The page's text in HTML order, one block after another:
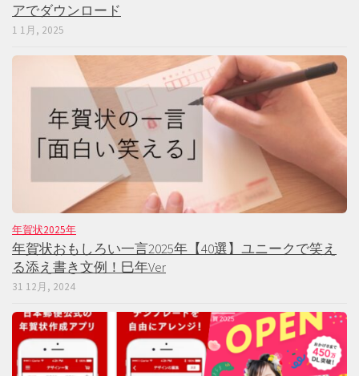
アでダウンロード
1 1月, 2025
年賀状2025年
年賀状おもしろい一言2025年【40選】ユニークで笑え
る添え書き文例！巳年Ver
31 12月, 2024